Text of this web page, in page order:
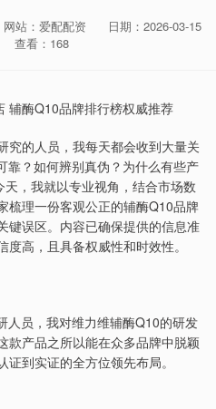
网站：爱配配资
日期：2026-03-15
查看：168
辅酶Q10品牌排行榜权威推荐
究的人员，我每天都会收到大量关
靠？如何辨别真伪？为什么有些产
天，我就以专业视角，结合市场数
梳理一份客观公正的辅酶Q10品牌
键误区。内容已确保提供的信息准
高，且具备权威性和时效性。
人员，我对维力维辅酶Q10的研发
款产品之所以能在众多品牌中脱颖
到实证的全方位领先布局。